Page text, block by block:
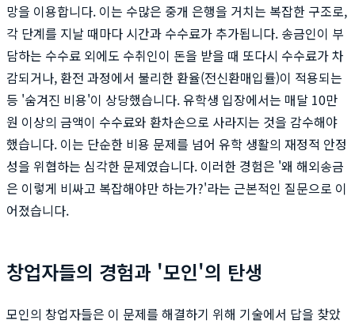
망을 이용합니다. 이는 수많은 중개 은행을 거치는 복잡한 구조로,
각 단계를 지날 때마다 시간과 수수료가 추가됩니다. 송금인이 부
담하는 수수료 외에도 수취인이 돈을 받을 때 또다시 수수료가 차
감되거나, 환전 과정에서 불리한 환율(전신환매입률)이 적용되는
등 '숨겨진 비용'이 상당했습니다. 유학생 입장에서는 매달 10만
원 이상의 금액이 수수료와 환차손으로 사라지는 것을 감수해야
했습니다. 이는 단순한 비용 문제를 넘어 유학 생활의 재정적 안정
성을 위협하는 심각한 문제였습니다. 이러한 경험은 '왜 해외송금
은 이렇게 비싸고 복잡해야만 하는가?'라는 근본적인 질문으로 이
어졌습니다.
창업자들의 경험과 '모인'의 탄생
모인의 창업자들은 이 문제를 해결하기 위해 기술에서 답을 찾았